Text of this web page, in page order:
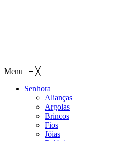
Menu ≡ ╳
Senhora
Alianças
Argolas
Brincos
Fios
Jóias